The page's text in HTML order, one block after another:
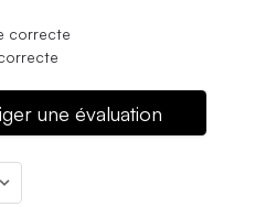
correcte
une évaluation